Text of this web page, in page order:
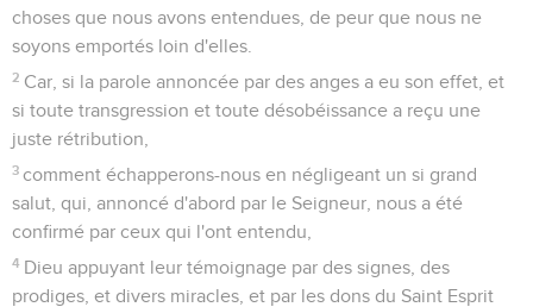
choses que nous avons entendues, de peur que nous ne
soyons emportés loin d'elles.
2 Car, si la parole annoncée par des anges a eu son effet, et
si toute transgression et toute désobéissance a reçu une
juste rétribution,
3 comment échapperons-nous en négligeant un si grand
salut, qui, annoncé d'abord par le Seigneur, nous a été
confirmé par ceux qui l'ont entendu,
4 Dieu appuyant leur témoignage par des signes, des
prodiges, et divers miracles, et par les dons du Saint Esprit